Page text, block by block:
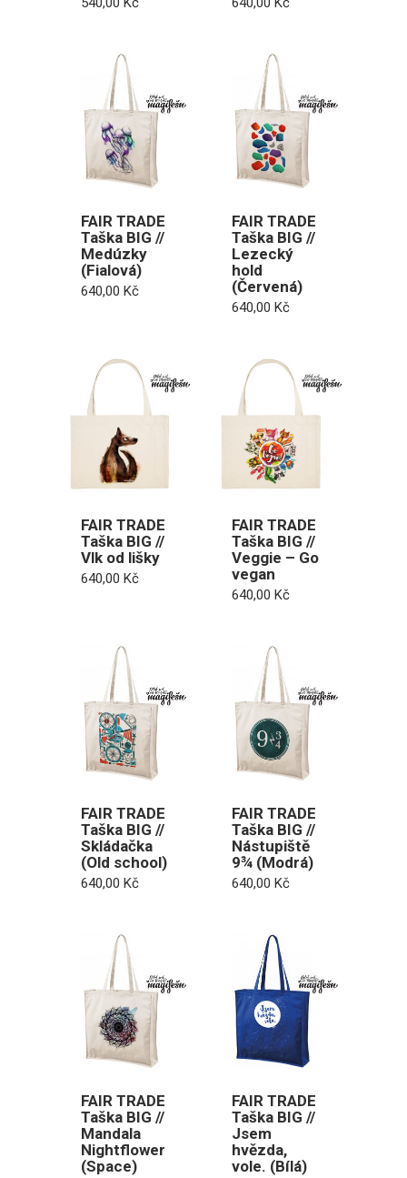
FAIR TRADE
Taška BIG //
Medúzky
(Fialová)
640,00 Kč
FAIR TRADE
Taška BIG //
Lezecký
hold
(Červená)
640,00Kč
FAIR TRADE
Taška BIG //
Vlk od lišky
640,00 Kč
FAIR TRADE
Taška BIG //
Veggie – Go
vegan
640,00 Kč
FAIR TRADE
Taška BIG //
Skládačka
(Old school)
640,00 Kč
FAIR TRADE
Taška BIG //
Nástupiště
9¾ (Modrá)
640,00Kč
FAIR TRADE
Taška BIG //
Mandala
Nightflower
(Space)
FAIR TRADE
Taška BIG //
Jsem
hvězda,
vole. (Bílá)